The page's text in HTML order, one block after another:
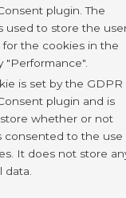
plugin. The
used to store the
for the cookies in the
"Performance".
is set by the GDPR
plugin and is
whether or not
consented to the use
It does not store
data.